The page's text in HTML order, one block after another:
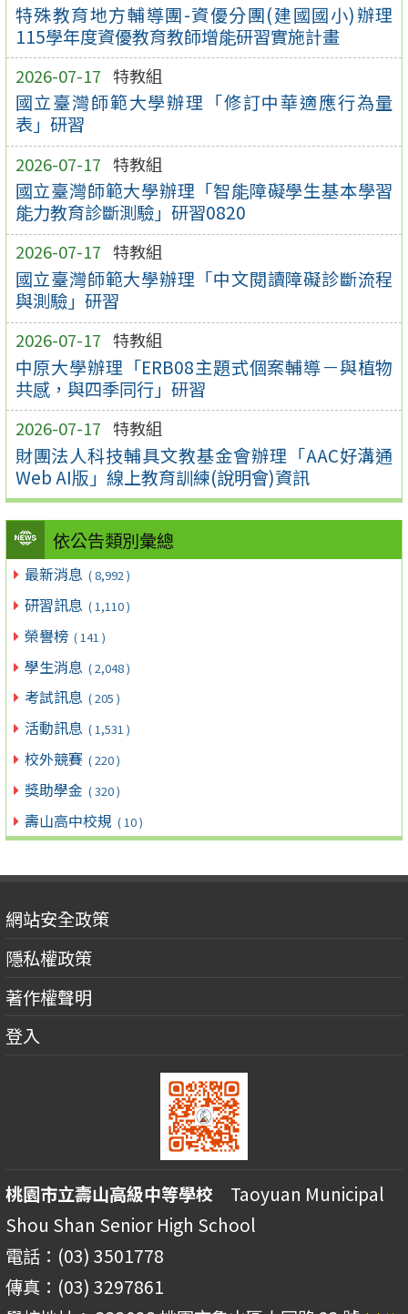
特殊教育地方輔導團-資優分團(建國國小)辦理
115學年度資優教育教師增能研習實施計畫
2026-07-17 特教組
國立臺灣師範大學辦理「修訂中華適應行為量
表」研習
2026-07-17 特教組
國立臺灣師範大學辦理「智能障礙學生基本學習
能力教育診斷測驗」研習0820
2026-07-17 特教組
國立臺灣師範大學辦理「中文閱讀障礙診斷流程
與測驗」研習
2026-07-17 特教組
中原大學辦理「ERB08主題式個案輔導－與植物
共感，與四季同行」研習
2026-07-17 特教組
財團法人科技輔具文教基金會辦理「AAC好溝通
Web AI版」線上教育訓練(說明會)資訊
依公告類別彙總
最新消息 ( 8,992 )
研習訊息 ( 1,110 )
榮譽榜 ( 141 )
學生消息 ( 2,048 )
考試訊息 ( 205 )
活動訊息 ( 1,531 )
校外競賽 ( 220 )
獎助學金 ( 320 )
壽山高中校規 ( 10 )
網站安全政策
隱私權政策
著作權聲明
登入
桃園市立壽山高級中等學校 Taoyuan Municipal
Shou Shan Senior High School
電話：(03) 3501778
傳真：(03) 3297861